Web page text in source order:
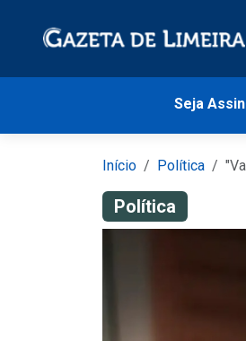
Seja
Início Política
Política